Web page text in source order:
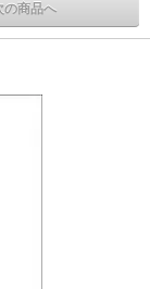
の商品へ